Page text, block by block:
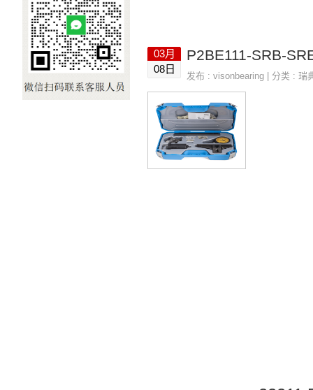
03月
08日
P2BE111-SRB-
发布 : visonbearing | 分类 : 瑞